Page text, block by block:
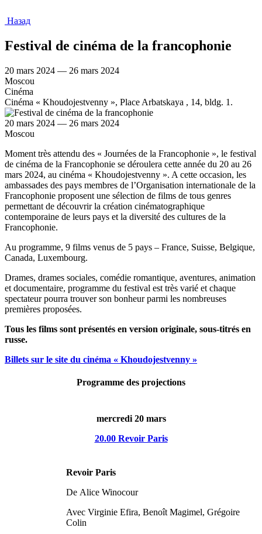
Назад
Festival de cinéma de la francophonie
20 mars 2024 — 26 mars 2024
Moscou
Cinéma
Cinéma « Khoudojestvenny », Place Arbatskaya , 14, bldg. 1.
20 mars 2024 — 26 mars 2024
Moscou
Moment très attendu des « Journées de la Francophonie », le festival
de cinéma de la Francophonie se déroulera cette année du 20 au 26
mars 2024, au cinéma « Khoudojestvenny ». A cette occasion, les
ambassades des pays membres de l’Organisation internationale de la
Francophonie proposent une sélection de films de tous genres
permettant de découvrir la création cinématographique
contemporaine de leurs pays et la diversité des cultures de la
Francophonie.
Au programme, 9 films venus de 5 pays – France, Suisse, Belgique,
Canada, Luxembourg.
Drames, drames sociales, comédie romantique, aventures, animation
et documentaire, programme du festival est très varié et chaque
spectateur pourra trouver son bonheur parmi les nombreuses
premières proposées.
Tous les films sont présentés en version originale, sous-titrés en
russe.
Billets sur le site du cinéma « Khoudojestvenny »
Programme des projections
mercredi 20 mars
20.00 Revoir Paris
Revoir Paris
De Alice Winocour
Avec Virginie Efira, Benoît Magimel, Grégoire
Colin